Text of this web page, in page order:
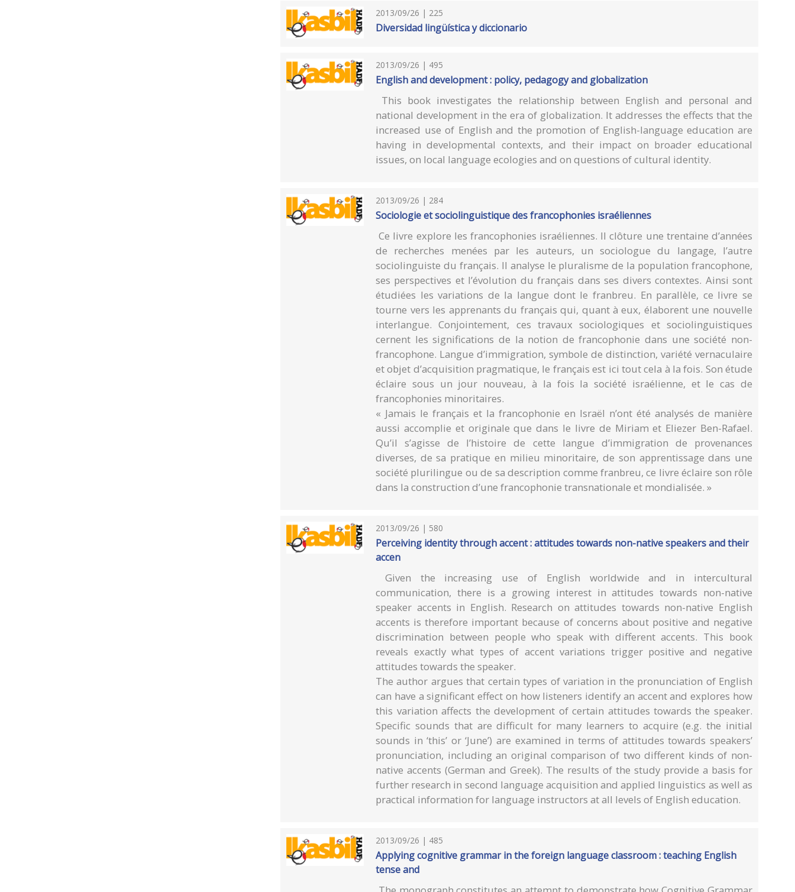
2013/09/26 | 225
Diversidad lingüística y diccionario
2013/09/26 | 495
English and development : policy, pedagogy and globalization
This book investigates the relationship between English and personal and
national development in the era of globalization. It addresses the effects that the
increased use of English and the promotion of English-language education are
having in developmental contexts, and their impact on broader educational
issues, on local language ecologies and on questions of cultural identity.
2013/09/26 | 284
Sociologie et sociolinguistique des francophonies israéliennes
Ce livre explore les francophonies israéliennes. Il clôture une trentaine d’années
de recherches menées par les auteurs, un sociologue du langage, l’autre
sociolinguiste du français. Il analyse le pluralisme de la population francophone,
ses perspectives et l’évolution du français dans ses divers contextes. Ainsi sont
étudiées les variations de la langue dont le franbreu. En parallèle, ce livre se
tourne vers les apprenants du français qui, quant à eux, élaborent une nouvelle
interlangue. Conjointement, ces travaux sociologiques et sociolinguistiques
cernent les significations de la notion de francophonie dans une société non-
francophone. Langue d’immigration, symbole de distinction, variété vernaculaire
et objet d’acquisition pragmatique, le français est ici tout cela à la fois. Son étude
éclaire sous un jour nouveau, à la fois la société israélienne, et le cas de
francophonies minoritaires.
« Jamais le français et la francophonie en Israël n’ont été analysés de manière
aussi accomplie et originale que dans le livre de Miriam et Eliezer Ben-Rafael.
Qu’il s’agisse de l’histoire de cette langue d’immigration de provenances
diverses, de sa pratique en milieu minoritaire, de son apprentissage dans une
société plurilingue ou de sa description comme franbreu, ce livre éclaire son rôle
dans la construction d’une francophonie transnationale et mondialisée. »
2013/09/26 | 580
Perceiving identity through accent : attitudes towards non-native speakers and their
accen
Given the increasing use of English worldwide and in intercultural
communication, there is a growing interest in attitudes towards non-native
speaker accents in English. Research on attitudes towards non-native English
accents is therefore important because of concerns about positive and negative
discrimination between people who speak with different accents. This book
reveals exactly what types of accent variations trigger positive and negative
attitudes towards the speaker.
The author argues that certain types of variation in the pronunciation of English
can have a significant effect on how listeners identify an accent and explores how
this variation affects the development of certain attitudes towards the speaker.
Specific sounds that are difficult for many learners to acquire (e.g. the initial
sounds in ‘this’ or ‘June’) are examined in terms of attitudes towards speakers’
pronunciation, including an original comparison of two different kinds of non-
native accents (German and Greek). The results of the study provide a basis for
further research in second language acquisition and applied linguistics as well as
practical information for language instructors at all levels of English education.
2013/09/26 | 485
Applying cognitive grammar in the foreign language classroom : teaching English
tense and